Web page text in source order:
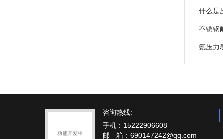
什么是
不锈钢
氨压力
咨询热线:
手机：15222906608
邮 箱：690147242@qq.com